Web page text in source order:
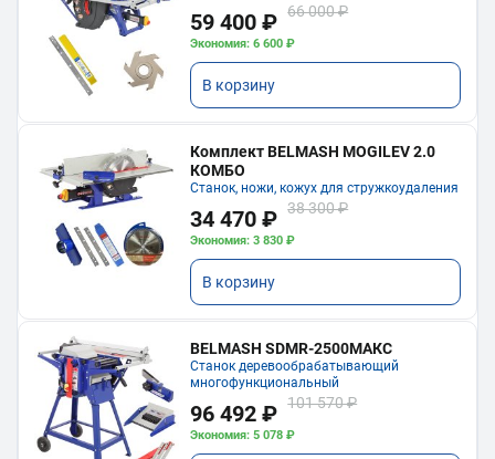
59 400 ₽ 66 000 ₽
Экономия: 6 600 ₽
В корзину
Комплект BELMASH MOGILEV 2.0
КОМБО
Станок, ножи, кожух для стружкоудаления
34 470 ₽ 38 300 ₽
Экономия: 3 830 ₽
В корзину
BELMASH SDMR-2500МАКС
Станок деревообрабатывающий
многофункциональный
96 492 ₽ 101 570 ₽
Экономия: 5 078 ₽